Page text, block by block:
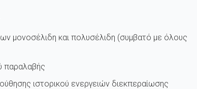
μονοσέλιδη και πολυσέλιδη (συμβατό με όλους
παραλαβής
ιστορικού ενεργειών διεκπεραίωσης